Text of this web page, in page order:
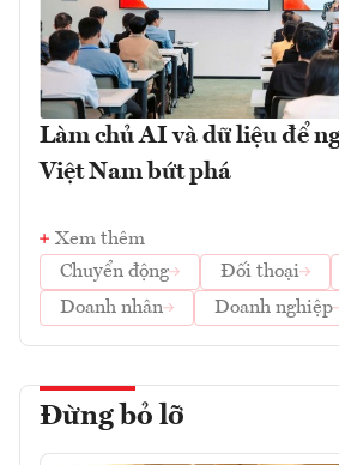
Làm chủ AI và dữ liệu để
Việt Nam bứt phá
Xem thêm
Chuyển động
Đối thoại
Doanh nhân
Doanh nghiệp
Đừng bỏ lỡ